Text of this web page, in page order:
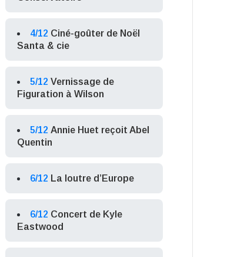
4/12 Ciné-goûter de Noël
Santa & cie
5/12 Vernissage de
Figuration à Wilson
5/12 Annie Huet reçoit Abel
Quentin
6/12 La loutre d’Europe
6/12 Concert de Kyle
Eastwood